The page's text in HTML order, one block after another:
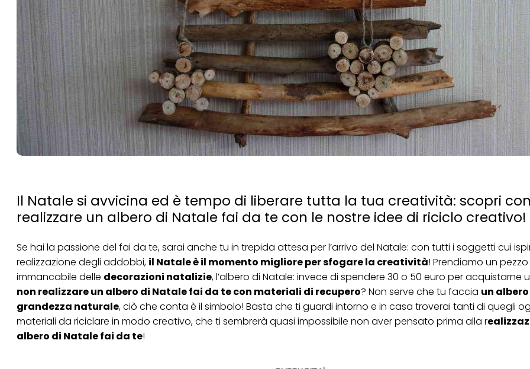
Il Natale si avvicina ed è tempo di liberare tutta la tua creatività: scopri
realizzare un albero di Natale fai da te con le nostre idee di riciclo creativo!
Se hai la passione del fai da te, sarai anche tu in trepida attesa per l’arrivo del Natale: con tutti i soggetti cui
realizzazione degli addobbi, il Natale è il momento migliore per sfogare la creatività! Prendiamo un pezzo
immancabile delle decorazioni natalizie, l’albero di Natale: invece di spendere 30 o 50 euro per acquistarne
non realizzare un albero di Natale fai da te con materiali di recupero? Non serve che tu faccia un
grandezza naturale, ciò che conta è il simbolo! Basta che ti guardi intorno e in casa troverai tanti di quegli
materiali da riciclare in modo creativo, che ti sembrerà quasi impossibile non aver pensato prima alla r
albero di Natale fai da te!